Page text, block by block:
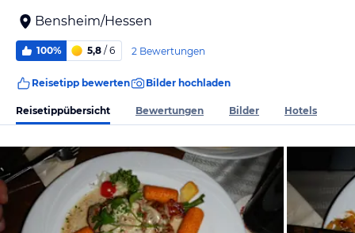
Bensheim/Hessen
100% 5,8 / 6 2 Bewertungen
Reisetipp bewerten Bilder hochladen
Reisetippübersicht Bewertungen Bilder Hotels